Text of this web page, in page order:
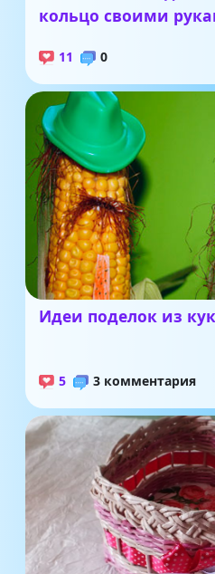
кольцо своими
11 0
Идеи поделок из
5 3 комментария